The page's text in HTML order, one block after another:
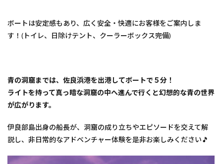
ボートは安定感もあり、広く安全・快適にお客様をご案内しま
す！(トイレ、日除けテント、クーラーボックス完備)
青の洞窟までは、佐良浜港を出港してボートで５分！
ライトを持って真っ暗な洞窟の中へ進んで行くと幻想的な青の世界
が広がります。
伊良部島出身の船長が、洞窟の成り立ちやエピソードを交えて解
説し、非日常的なアドベンチャー体験を是非お楽しみください🎵